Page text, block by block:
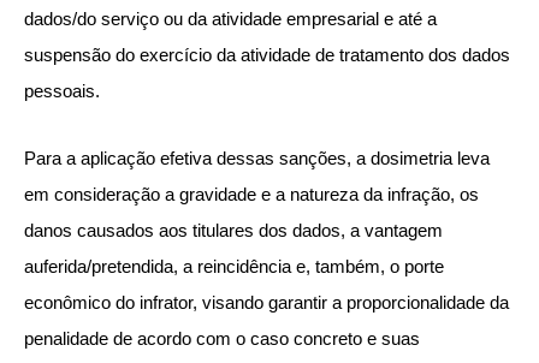
dados/do serviço ou da atividade empresarial e até a
suspensão do exercício da atividade de tratamento dos dados
pessoais.
Para a aplicação efetiva dessas sanções, a dosimetria leva
em consideração a gravidade e a natureza da infração, os
danos causados aos titulares dos dados, a vantagem
auferida/pretendida, a reincidência e, também, o porte
econômico do infrator, visando garantir a proporcionalidade da
penalidade de acordo com o caso concreto e suas